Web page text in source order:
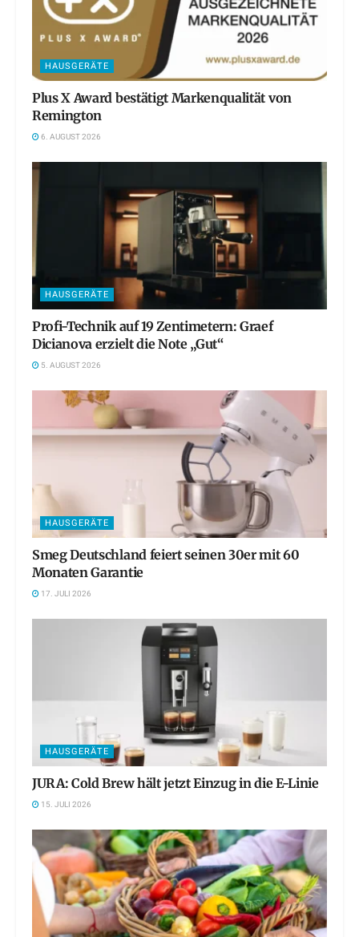
HAUSGERÄTE
Plus X Award bestätigt Markenqualität von
Remington
6. AUGUST 2026
HAUSGERÄTE
Profi-Technik auf 19 Zentimetern: Graef
Dicianova erzielt die Note „Gut“
5. AUGUST 2026
HAUSGERÄTE
Smeg Deutschland feiert seinen 30er mit 60
Monaten Garantie
17. JULI 2026
HAUSGERÄTE
JURA: Cold Brew hält jetzt Einzug in die E-Linie
15. JULI 2026